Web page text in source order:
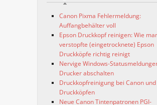
Canon Pixma Fehlermeldung:
Auffangbehälter voll
Epson Druckkopf reinigen: Wie
verstopfte (eingetrocknete) Epson
Druckköpfe richtig reinigt
Nervige Windows-
Drucker abschalten
Druckkopfreinigung bei Canon und
Druckköpfen
Neue Canon Tintenpatronen PGI-